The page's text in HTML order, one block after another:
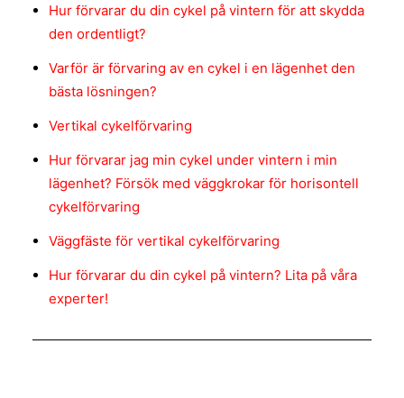
Hur förvarar du din cykel på vintern för att skydda
den ordentligt?
Varför är förvaring av en cykel i en lägenhet den
bästa lösningen?
Vertikal cykelförvaring
Hur förvarar jag min cykel under vintern i min
lägenhet? Försök med väggkrokar för horisontell
cykelförvaring
Väggfäste för vertikal cykelförvaring
Hur förvarar du din cykel på vintern? Lita på våra
experter!